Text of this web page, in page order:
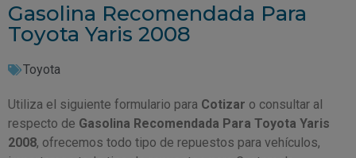
Gasolina Recomendada Para
Toyota Yaris 2008
Toyota
Utiliza el siguiente formulario para Cotizar o consultar al
respecto de Gasolina Recomendada Para Toyota Yaris
2008, ofrecemos todo tipo de repuestos para vehículos,